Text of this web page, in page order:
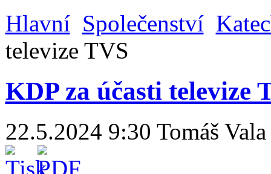
Hlavní Společenství
televize TVS
KDP za účasti televize
22.5.2024 9:30 Tomáš Vala